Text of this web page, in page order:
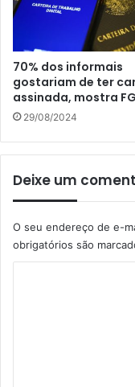
70% dos informais
gostariam de ter
assinada, mostra
29/08/2024
Deixe um
O seu endereço de e-
obrigatórios são